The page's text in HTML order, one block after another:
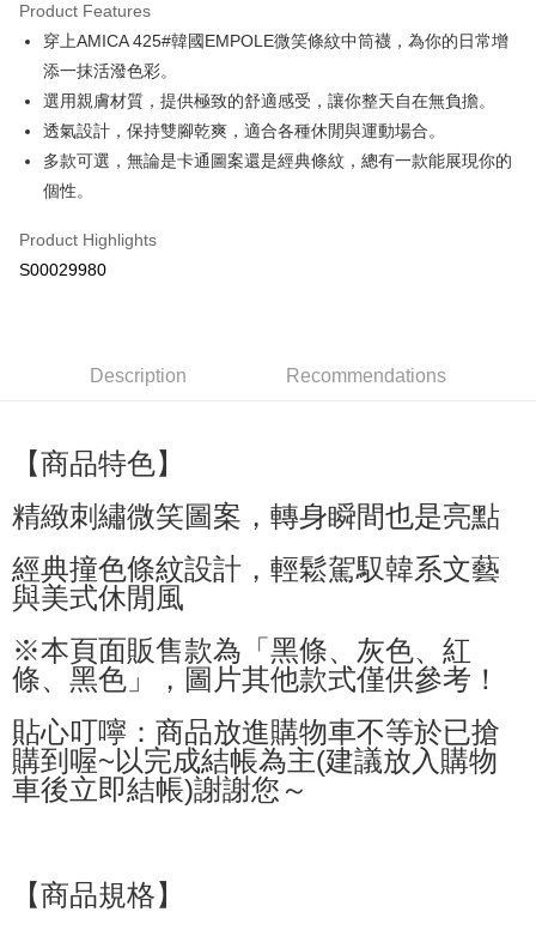
Apple Pay
JKOPAY
Plus Pay
ATM Transfer
NT$60/order | Free shipping on orders of NT$599 or more
NT$60/order | Free shipping on orders of NT$599 or more
7-11付款取貨
NT$60/order | Free shipping on orders of NT$599 or more
付款後7-11取貨
NT$60/order | Free shipping on orders of NT$599 or more
宅配
NT$80/order | Free shipping on orders of NT$799 or more
國家/地區配送0330
Product Features
穿上AMICA 425#韓國EMPOLE微笑條紋中筒襪，為你的日常增
添一抹活潑色彩。
選用親膚材質，提供極致的舒適感受，讓你整天自在無負擔。
透氣設計，保持雙腳乾爽，適合各種休閒與運動場合。
多款可選，無論是卡通圖案還是經典條紋，總有一款能展現你的
個性。
Product Highlights
S00029980
Description Recommendations
【商品特色】
精緻刺繡微笑圖案，轉身瞬間也是亮點
經典撞色條紋設計，輕鬆駕馭韓系文藝
與美式休閒風
※本頁面販售款為「黑條、灰色、紅
條、黑色」，圖片其他款式僅供參考！
貼心叮嚀：商品放進購物車不等於已搶
購到喔~以完成結帳為主(建議放入購物
車後立即結帳)謝謝您～
【商品規格】